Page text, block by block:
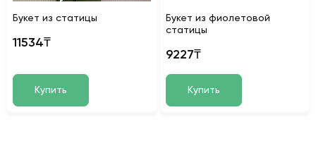
Букет из статицы
11534₸
Купить
Букет из фиолетовой
статицы
9227₸
Купить